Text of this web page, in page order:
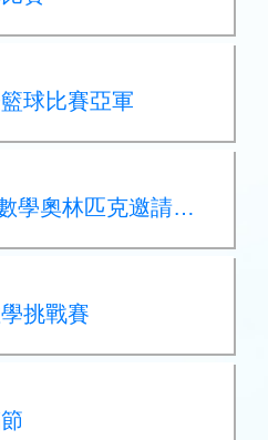
球比賽亞軍
「華夏盃®」全國數學奧林匹克邀請賽2024 (華南賽區)晉級賽
挑戰賽